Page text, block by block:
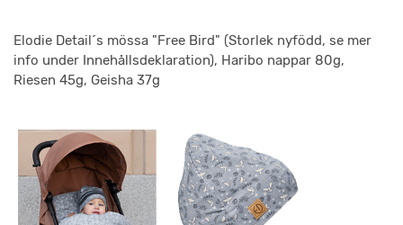
Elodie Detail´s mössa "Free Bird" (Storlek nyfödd, se mer
info under Innehållsdeklaration), Haribo nappar 80g,
Riesen 45g, Geisha 37g